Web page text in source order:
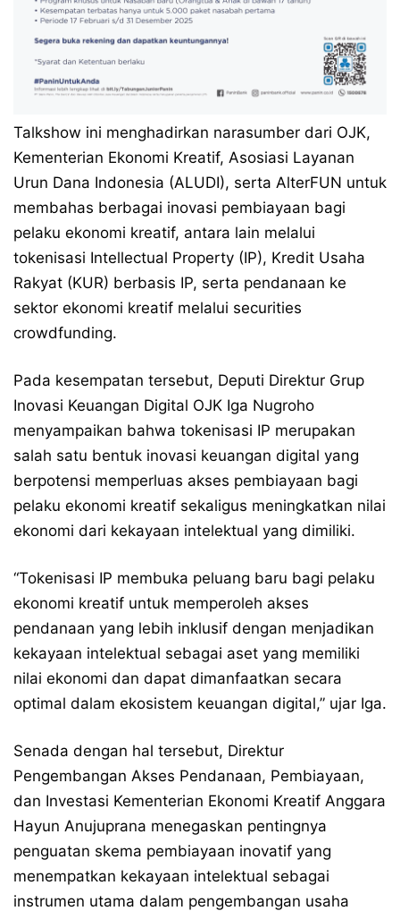
Talkshow ini menghadirkan narasumber dari OJK,
Kementerian Ekonomi Kreatif, Asosiasi Layanan
Urun Dana Indonesia (ALUDI), serta AlterFUN untuk
membahas berbagai inovasi pembiayaan bagi
pelaku ekonomi kreatif, antara lain melalui
tokenisasi Intellectual Property (IP), Kredit Usaha
Rakyat (KUR) berbasis IP, serta pendanaan ke
sektor ekonomi kreatif melalui securities
crowdfunding.
Pada kesempatan tersebut, Deputi Direktur Grup
Inovasi Keuangan Digital OJK Iga Nugroho
menyampaikan bahwa tokenisasi IP merupakan
salah satu bentuk inovasi keuangan digital yang
berpotensi memperluas akses pembiayaan bagi
pelaku ekonomi kreatif sekaligus meningkatkan nilai
ekonomi dari kekayaan intelektual yang dimiliki.
“Tokenisasi IP membuka peluang baru bagi pelaku
ekonomi kreatif untuk memperoleh akses
pendanaan yang lebih inklusif dengan menjadikan
kekayaan intelektual sebagai aset yang memiliki
nilai ekonomi dan dapat dimanfaatkan secara
optimal dalam ekosistem keuangan digital,” ujar Iga.
Senada dengan hal tersebut, Direktur
Pengembangan Akses Pendanaan, Pembiayaan,
dan Investasi Kementerian Ekonomi Kreatif Anggara
Hayun Anujuprana menegaskan pentingnya
penguatan skema pembiayaan inovatif yang
menempatkan kekayaan intelektual sebagai
instrumen utama dalam pengembangan usaha